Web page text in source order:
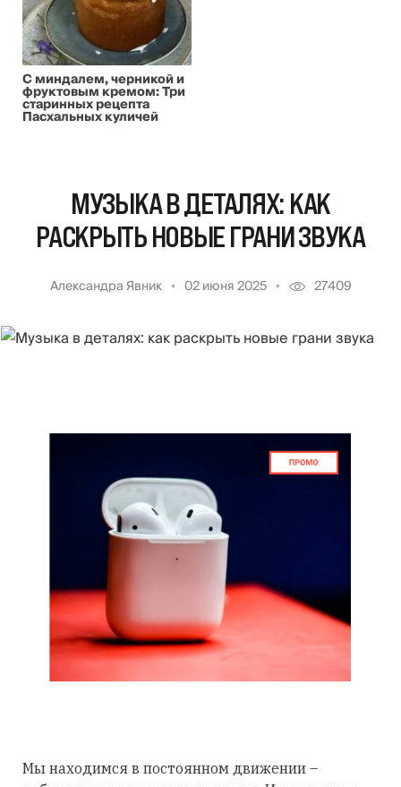
С миндалем, черникой и
фруктовым кремом: Три
старинных рецепта
Пасхальных куличей
МУЗЫКА В ДЕТАЛЯХ: КАК
РАСКРЫТЬ НОВЫЕ ГРАНИ ЗВУКА
Александра Явник 02 июня 2025 27409
Мы находимся в постоянном движении –